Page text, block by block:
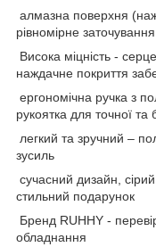
алмазна поверхня
рівномірне
Висока міцність -
наждачне покриття
ергономічна ручка з
рукоятка для точної та
легкий та зручний –
зусиль
сучасний дизайн,
стильний подарунок
Бренд RUHHY -
обладнання